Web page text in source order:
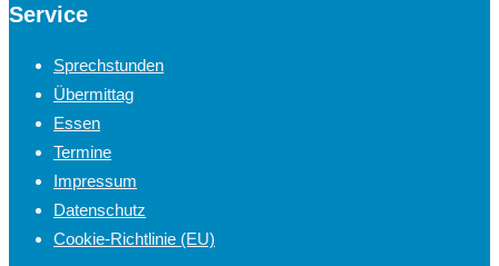
Service
Sprechstunden
Übermittag
Essen
Termine
Impressum
Datenschutz
Cookie-Richtlinie (EU)